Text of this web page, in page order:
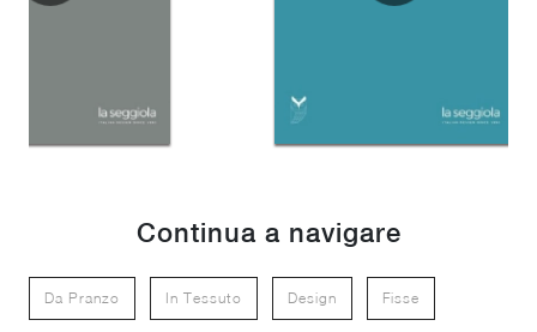
Continua a navigare
Da Pranzo In Tessuto Design Fisse